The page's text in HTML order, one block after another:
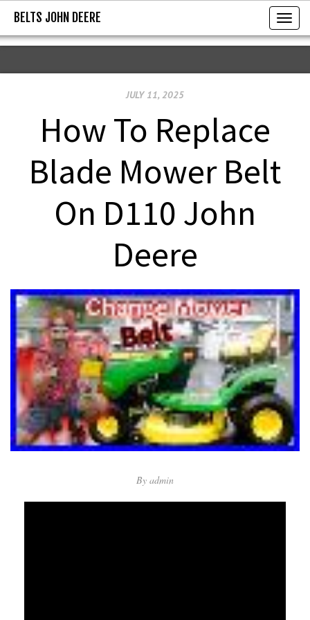
BELTS JOHN DEERE
T
o
g
n
BELTS JOHN DEERE
JULY 11, 2025
How To Replace
Blade Mower Belt
On D110 John
Deere
By admin